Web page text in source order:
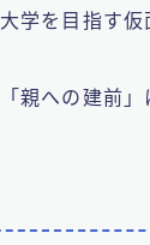
学を目指す仮
親への建前」